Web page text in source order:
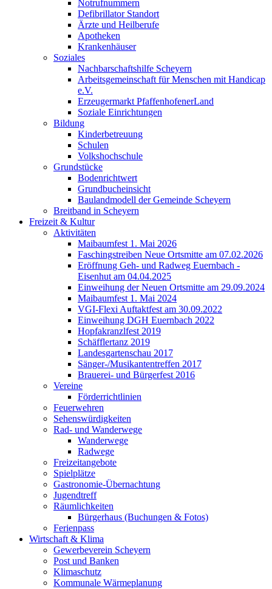
Notrufnummern
Defibrillator Standort
Ärzte und Heilberufe
Apotheken
Krankenhäuser
Soziales
Nachbarschaftshilfe Scheyern
Arbeitsgemeinschaft für Menschen mit Handicap
e.V.
Erzeugermarkt PfaffenhofenerLand
Soziale Einrichtungen
Bildung
Kinderbetreuung
Schulen
Volkshochschule
Grundstücke
Bodenrichtwert
Grundbucheinsicht
Baulandmodell der Gemeinde Scheyern
Breitband in Scheyern
Freizeit & Kultur
Aktivitäten
Maibaumfest 1. Mai 2026
Faschingstreiben Neue Ortsmitte am 07.02.2026
Eröffnung Geh- und Radweg Euernbach -
Eisenhut am 04.04.2025
Einweihung der Neuen Ortsmitte am 29.09.2024
Maibaumfest 1. Mai 2024
VGI-Flexi Auftaktfest am 30.09.2022
Einweihung DGH Euernbach 2022
Hopfakranzlfest 2019
Schäfflertanz 2019
Landesgartenschau 2017
Sänger-/Musikantentreffen 2017
Brauerei- und Bürgerfest 2016
Vereine
Förderrichtlinien
Feuerwehren
Sehenswürdigkeiten
Rad- und Wanderwege
Wanderwege
Radwege
Freizeitangebote
Spielplätze
Gastronomie-Übernachtung
Jugendtreff
Räumlichkeiten
Bürgerhaus (Buchungen & Fotos)
Ferienpass
Wirtschaft & Klima
Gewerbeverein Scheyern
Post und Banken
Klimaschutz
Kommunale Wärmeplanung